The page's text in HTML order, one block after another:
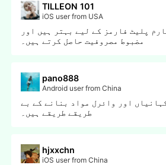
TILLEON 101
iOS user from USA
پلیٹ فارمز کے لیے بہتر ہیں اور
مضبوط مصروفیت حاصل کرتے ہیں۔
pano888
Android user from China
اور وائرل مواد بنانے کے بے
طریقے طریقے ہیں۔
hjxxchn
iOS user from China